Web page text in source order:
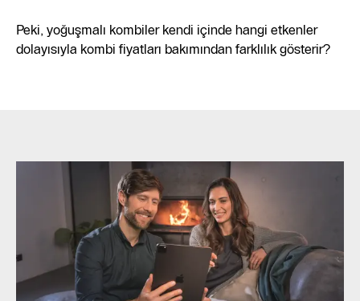
Peki, yoğuşmalı kombiler kendi içinde hangi etkenler
dolayısıyla kombi fiyatları bakımından farklılık gösterir?